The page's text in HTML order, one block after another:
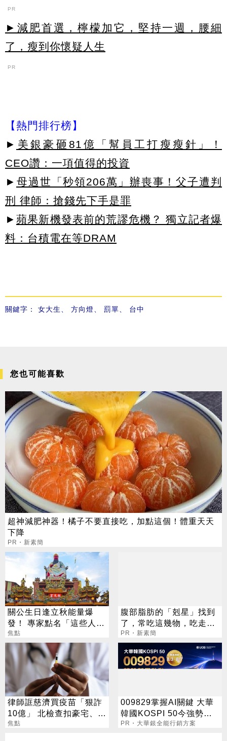
PR
►減肥首選，檸檬加它，堅持一週，腰細
了，瘦到你懷疑人生
PR
【熱門排行榜】
► 美銀豪砸81億「幫員工打瘦瘦針」！
CEO讚：一項值得的投資
► 母過世「秒領206萬」辦喪事！父子遭判
刑 律師：搶錢先下手是罪
► 蘋果新機發表前的荒謬危機？ 獨立記者爆
料：台積電在等DRAM
關鍵字： 女大生 方向燈 罰單 台中
您也可能喜歡
超神減肥神器！橘子不要直接吃，加點這個！體重天天
下降
PR・新素簡
關公生日逢立秋能量爆
發！ 專家點名「這些人」
別亂拜
焦點
腹部脂肪的「剋星」找到
了，常吃這幾物，吃走大
肚囊，瘦出小蠻腰
PR・新素簡
律師誆慈濟買疫苗「狠詐
10億」 北檢查扣豪宅、搜
出158公斤黃金
焦點
009829掌握AI關鍵 大華
韓國KOSPI 50今強勢開
募
PR・大華銀全能行銷方案